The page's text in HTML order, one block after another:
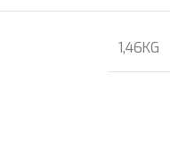
1,46KG